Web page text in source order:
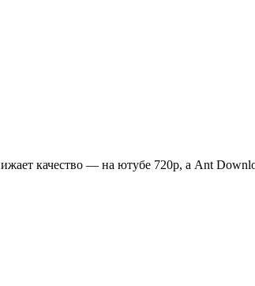
качество — на ютубе 720р, а Ant